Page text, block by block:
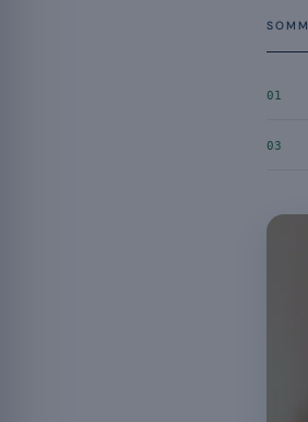
01
03